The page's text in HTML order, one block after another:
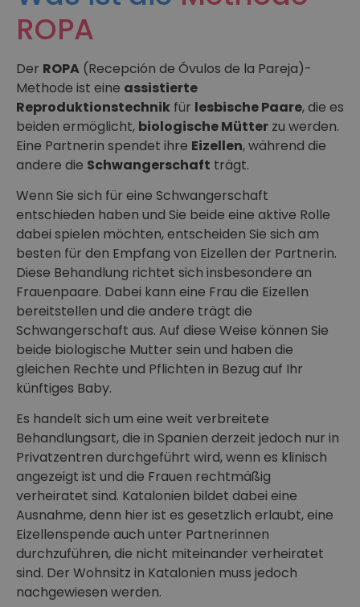
ROPA
Der ROPA (Recepción de Óvulos de la Pareja)-
Methode ist eine assistierte
Reproduktionstechnik für lesbische Paare, die es
beiden ermöglicht, biologische Mütter zu werden.
Eine Partnerin spendet ihre Eizellen, während die
andere die Schwangerschaft trägt.
Wenn Sie sich für eine Schwangerschaft
entschieden haben und Sie beide eine aktive Rolle
dabei spielen möchten, entscheiden Sie sich am
besten für den Empfang von Eizellen der Partnerin.
Diese Behandlung richtet sich insbesondere an
Frauenpaare. Dabei kann eine Frau die Eizellen
bereitstellen und die andere trägt die
Schwangerschaft aus. Auf diese Weise können Sie
beide biologische Mutter sein und haben die
gleichen Rechte und Pflichten in Bezug auf Ihr
künftiges Baby.
Es handelt sich um eine weit verbreitete
Behandlungsart, die in Spanien derzeit jedoch nur in
Privatzentren durchgeführt wird, wenn es klinisch
angezeigt ist und die Frauen rechtmäßig
verheiratet sind. Katalonien bildet dabei eine
Ausnahme, denn hier ist es gesetzlich erlaubt, eine
Eizellenspende auch unter Partnerinnen
durchzuführen, die nicht miteinander verheiratet
sind. Der Wohnsitz in Katalonien muss jedoch
nachgewiesen werden.